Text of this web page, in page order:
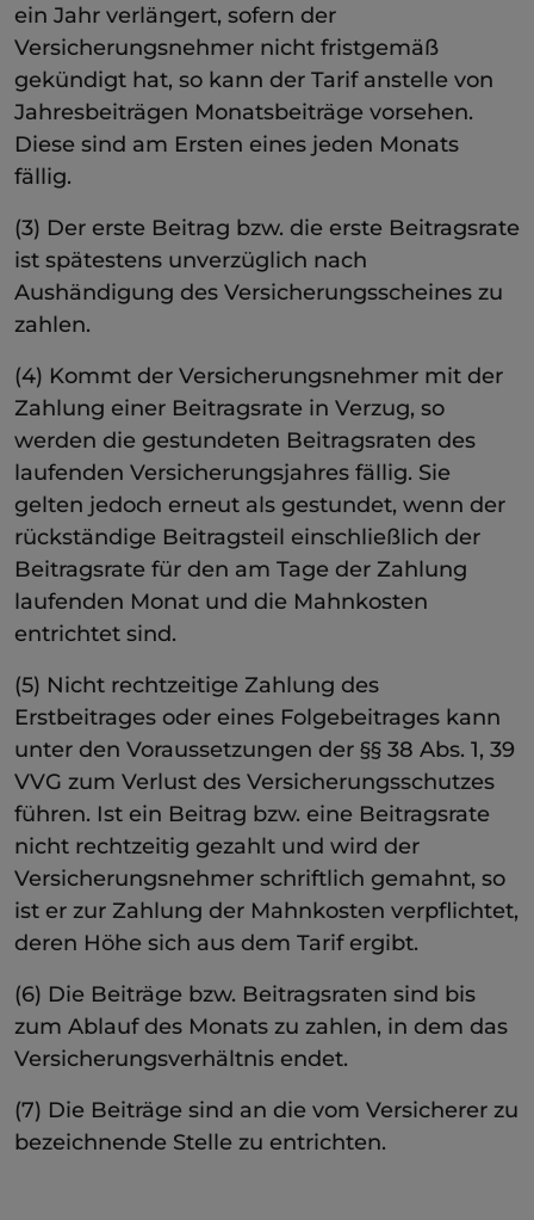
ein Jahr verlängert, sofern der
Versicherungsnehmer nicht fristgemäß
gekündigt hat, so kann der Tarif anstelle von
Jahresbeiträgen Monatsbeiträge vorsehen.
Diese sind am Ersten eines jeden Monats
fällig.
(3) Der erste Beitrag bzw. die erste Beitragsrate
ist spätestens unverzüglich nach
Aushändigung des Versicherungsscheines zu
zahlen.
(4) Kommt der Versicherungsnehmer mit der
Zahlung einer Beitragsrate in Verzug, so
werden die gestundeten Beitragsraten des
laufenden Versicherungsjahres fällig. Sie
gelten jedoch erneut als gestundet, wenn der
rückständige Beitragsteil einschließlich der
Beitragsrate für den am Tage der Zahlung
laufenden Monat und die Mahnkosten
entrichtet sind.
(5) Nicht rechtzeitige Zahlung des
Erstbeitrages oder eines Folgebeitrages kann
unter den Voraussetzungen der §§ 38 Abs. 1, 39
VVG zum Verlust des Versicherungsschutzes
führen. Ist ein Beitrag bzw. eine Beitragsrate
nicht rechtzeitig gezahlt und wird der
Versicherungsnehmer schriftlich gemahnt, so
ist er zur Zahlung der Mahnkosten verpflichtet,
deren Höhe sich aus dem Tarif ergibt.
(6) Die Beiträge bzw. Beitragsraten sind bis
zum Ablauf des Monats zu zahlen, in dem das
Versicherungsverhältnis endet.
(7) Die Beiträge sind an die vom Versicherer zu
bezeichnende Stelle zu entrichten.